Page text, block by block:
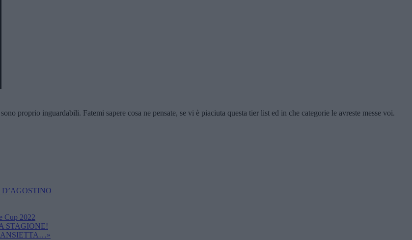
proprio inguardabili. Fatemi sapere cosa ne pensate, se vi è piaciuta questa tier list ed in che categorie le avreste messe voi.
Cup 2022
STAGIONE!